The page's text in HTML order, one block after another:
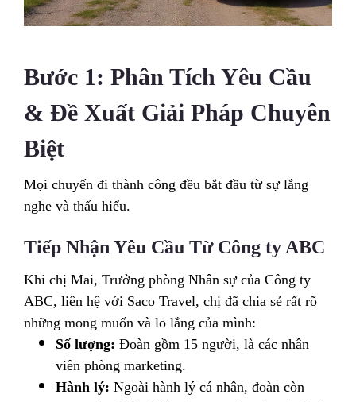
Bước 1: Phân Tích Yêu Cầu
& Đề Xuất Giải Pháp Chuyên
Biệt
Mọi chuyến đi thành công đều bắt đầu từ sự lắng
nghe và thấu hiểu.
Tiếp Nhận Yêu Cầu Từ Công ty ABC
Khi chị Mai, Trưởng phòng Nhân sự của Công ty
ABC, liên hệ với Saco Travel, chị đã chia sẻ rất rõ
những mong muốn và lo lắng của mình:
Số lượng: Đoàn gồm 15 người, là các nhân
viên phòng marketing.
Hành lý: Ngoài hành lý cá nhân, đoàn còn